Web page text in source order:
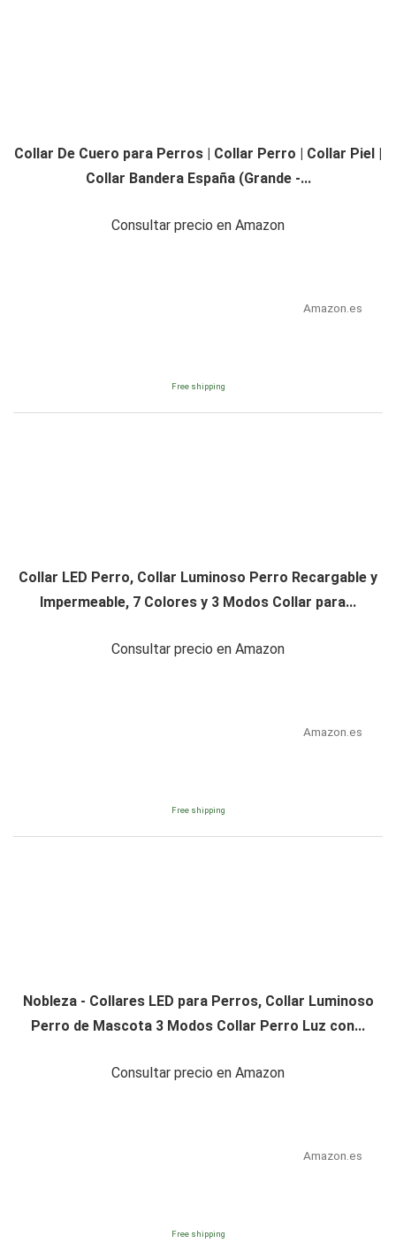
Collar De Cuero para Perros | Collar Perro | Collar Piel |
Collar Bandera España (Grande -...
Consultar precio en Amazon
Amazon.es
Free shipping
Collar LED Perro, Collar Luminoso Perro Recargable y
Impermeable, 7 Colores y 3 Modos Collar para...
Consultar precio en Amazon
Amazon.es
Free shipping
Nobleza - Collares LED para Perros, Collar Luminoso
Perro de Mascota 3 Modos Collar Perro Luz con...
Consultar precio en Amazon
Amazon.es
Free shipping